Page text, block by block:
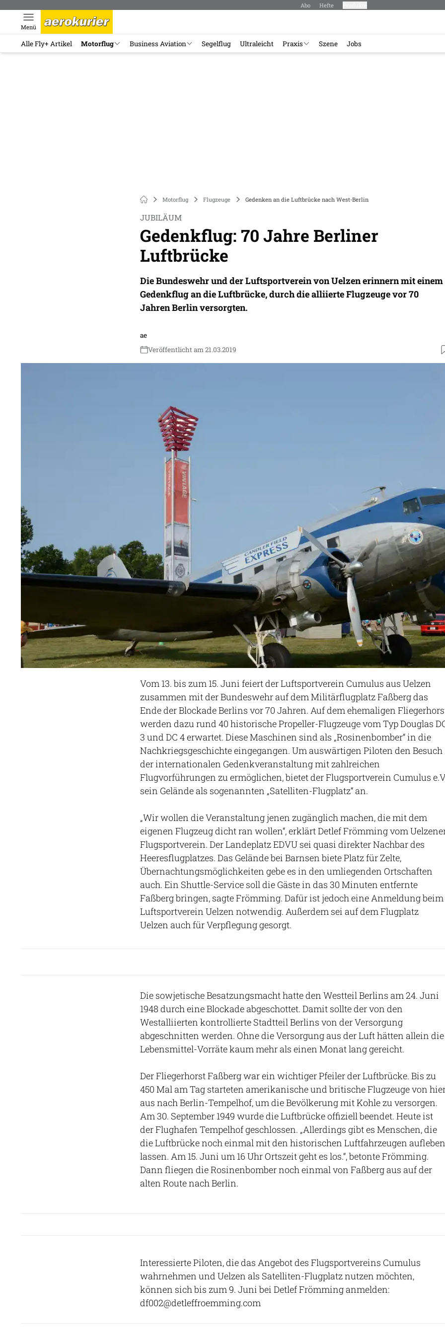
Abo Hefte
Menü
Alle Fly+ Artikel Motorflug Business Aviation Segelflug Ultraleicht Praxis Szene Jobs
Motorflug Flugzeuge Gedenken an die Luftbrücke nach West-Berlin
JUBILÄUM
Gedenkflug: 70 Jahre Berliner
Luftbrücke
Die Bundeswehr und der Luftsportverein von Uelzen erinnern mit einem
Gedenkflug an die Luftbrücke, durch die alliierte Flugzeuge vor 70
Jahren Berlin versorgten.
ae
Veröffentlicht am 21.03.2019
Vom 13. bis zum 15. Juni feiert der Luftsportverein Cumulus aus Uelzen
zusammen mit der Bundeswehr auf dem Militärflugplatz Faßberg das
Ende der Blockade Berlins vor 70 Jahren. Auf dem ehemaligen
werden dazu rund 40 historische Propeller-Flugzeuge vom Typ Douglas
3 und DC 4 erwartet. Diese Maschinen sind als „Rosinenbomber“ in die
Nachkriegsgeschichte eingegangen. Um auswärtigen Piloten den Besuch
der internationalen Gedenkveranstaltung mit zahlreichen
Flugvorführungen zu ermöglichen, bietet der Flugsportverein Cumulus
sein Gelände als sogenannten „Satelliten-Flugplatz“ an.
„Wir wollen die Veranstaltung jenen zugänglich machen, die mit dem
eigenen Flugzeug dicht ran wollen“, erklärt Detlef Frömming vom
Flugsportverein. Der Landeplatz EDVU sei quasi direkter Nachbar des
Heeresflugplatzes. Das Gelände bei Barnsen biete Platz für Zelte,
Übernachtungsmöglichkeiten gebe es in den umliegenden Ortschaften
auch. Ein Shuttle-Service soll die Gäste in das 30 Minuten entfernte
Faßberg bringen, sagte Frömming. Dafür ist jedoch eine Anmeldung beim
Luftsportverein Uelzen notwendig. Außerdem sei auf dem Flugplatz
Uelzen auch für Verpflegung gesorgt.
Die sowjetische Besatzungsmacht hatte den Westteil Berlins am 24. Juni
1948 durch eine Blockade abgeschottet. Damit sollte der von den
Westalliierten kontrollierte Stadtteil Berlins von der Versorgung
abgeschnitten werden. Ohne die Versorgung aus der Luft hätten allein die
Lebensmittel-Vorräte kaum mehr als einen Monat lang gereicht.
Der Fliegerhorst Faßberg war ein wichtiger Pfeiler der Luftbrücke. Bis zu
450 Mal am Tag starteten amerikanische und britische Flugzeuge von
aus nach Berlin-Tempelhof, um die Bevölkerung mit Kohle zu versorgen.
Am 30. September 1949 wurde die Luftbrücke offiziell beendet. Heute ist
der Flughafen Tempelhof geschlossen. „Allerdings gibt es Menschen, die
die Luftbrücke noch einmal mit den historischen Luftfahrzeugen aufleben
lassen. Am 15. Juni um 16 Uhr Ortszeit geht es los.“, betonte Frömming.
Dann fliegen die Rosinenbomber noch einmal von Faßberg aus auf der
alten Route nach Berlin.
Interessierte Piloten, die das Angebot des Flugsportvereins Cumulus
wahrnehmen und Uelzen als Satelliten-Flugplatz nutzen möchten,
können sich bis zum 9. Juni bei Detlef Frömming anmelden:
df002@detleffroemming.com